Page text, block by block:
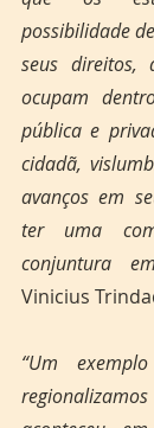
possibilidade
seus direitos,
ocupam
pública e
cidadã,
avanços em
ter uma
conjuntura
Vinicius
“Um